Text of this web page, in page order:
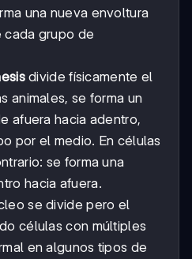
una nueva envoltura
cada grupo de
divide físicamente el
animales, se forma un
afuera hacia adentro,
por el medio. En células
se forma una
hacia afuera.
se divide pero el
células con múltiples
en algunos tipos de